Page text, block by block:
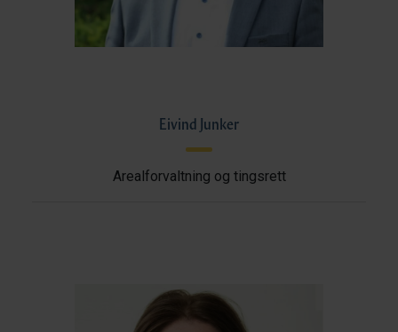
Eivind Junker
Arealforvaltning og tingsrett